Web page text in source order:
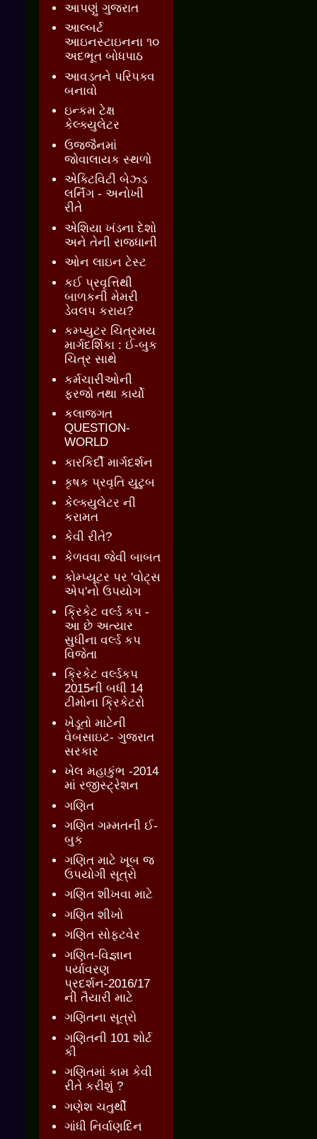
આપણું ગુજરાત
આલ્બર્ટ
આઇનસ્ટાઇનના ૧૦
અદભૂત બોધપાઠ
આવડતને પરિપક્વ
બનાવો
ઇન્કમ ટેક્ષ
કેલ્ક્યુલેટર
ઉજ્જૈનમાં
જોવાલાયક સ્થળો
એક્ટિવિટી બેઝ્ડ
લર્નિંગ - અનોખી
રીતે
એશિયા ખંડના દેશો
અને તેની રાજધાની
ઓન લાઇન ટેસ્ટ
કઈ પ્રવૃત્તિથી
બાળકની મેમરી
ડેવલપ કરાય?
કમ્પ્યુટર ચિત્રમય
માર્ગદર્શિકા : ઈ-બુક
ચિત્ર સાથે
કર્મચારીઓની
ફરજો તથા કાર્યો
કલાજગત
QUESTION-
WORLD
કારકિર્દી માર્ગદર્શન
કૃષક પ્રવૃતિ યુટુબ
કેલ્ક્યુલેટર ની
કરામત
કેવી રીતે?
કેળવવા જેવી બાબત
કોમ્પ્યૂટર પર 'વોટ્સ
એપ'નો ઉપયોગ
ક્રિકેટ વર્લ્ડ કપ -
આ છે અત્યાર
સુધીના વર્લ્ડ કપ
વિજેતા
ક્રિકેટ વર્લ્ડકપ
2015ની બધી 14
ટીમોના ક્રિકેટરો
ખેડૂતો માટેની
વેબસાઇટ- ગુજરાત
સરકાર
ખેલ મહાકુંભ -2014
માં રજીસ્ટ્રેશન
ગણિત
ગણિત ગમ્મતની ઈ-
બુક
ગણિત માટે ખૂબ જ
ઉપયોગી સૂત્રો
ગણિત શીખવા માટે
ગણિત શીખો
ગણિત સોફ્ટવેર
ગણિત-વિજ્ઞાન
પર્યાવરણ
પ્રદર્શન-2016/17
ની તૈયારી માટે
ગણિતના સૂત્રો
ગણિતની 101 શોર્ટ
કી
ગણિતમાં કામ કેવી
રીતે કરીશું ?
ગણેશ ચતુર્થી
ગાંધી નિર્વાણદિન